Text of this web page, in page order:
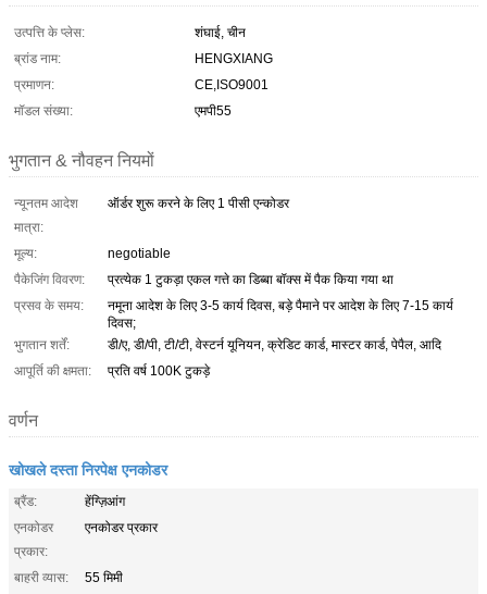
उत्पत्ति के प्लेस:
शंघाई, चीन
ब्रांड नाम:
HENGXIANG
प्रमाणन:
CE,ISO9001
मॉडल संख्या:
एमपी55
भुगतान & नौवहन नियमों
न्यूनतम आदेश
मात्रा:
ऑर्डर शुरू करने के लिए 1 पीसी एन्कोडर
मूल्य:
negotiable
पैकेजिंग विवरण:
प्रत्येक 1 टुकड़ा एकल गत्ते का डिब्बा बॉक्स में पैक किया गया था
प्रसव के समय:
नमूना आदेश के लिए 3-5 कार्य दिवस, बड़े पैमाने पर आदेश के लिए 7-15 कार्य
दिवस;
भुगतान शर्तें:
डी/ए, डी/पी, टी/टी, वेस्टर्न यूनियन, क्रेडिट कार्ड, मास्टर कार्ड, पेपैल, आदि
आपूर्ति की क्षमता:
प्रति वर्ष 100K टुकड़े
वर्णन
खोखले दस्ता निरपेक्ष एनकोडर
ब्रैंड:
हेंग्ज़िआंग
एनकोडर
प्रकार:
एनकोडर प्रकार
बाहरी व्यास:
55 मिमी